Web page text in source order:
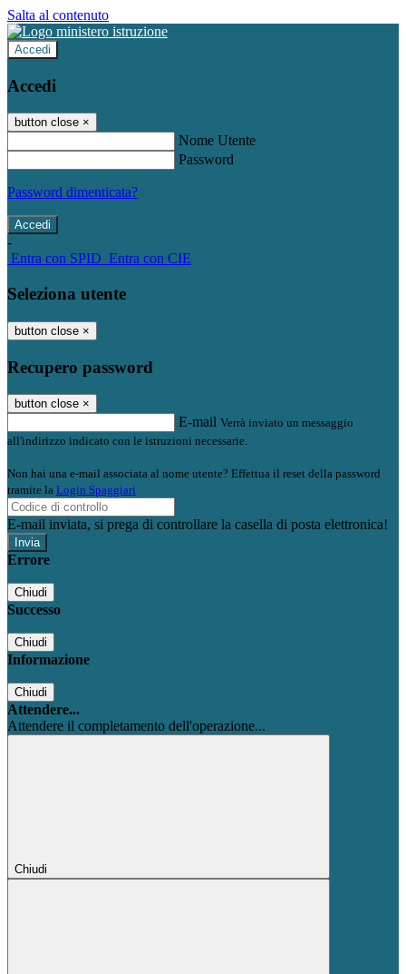
Salta al contenuto
Accedi
Accedi
button close ×
Nome Utente
Password
Password dimenticata?
-
Entra con SPID Entra con CIE
Seleziona utente
button close ×
Recupero password
button close ×
E-mail Verrà inviato un messaggio
all'indirizzo indicato con le istruzioni necessarie.
Non hai una e-mail associata al nome utente? Effettua il reset della password
tramite la Login Spaggiari
E-mail inviata, si prega di controllare la casella di posta elettronica!
Errore
Chiudi
Successo
Chiudi
Informazione
Chiudi
Attendere...
Attendere il completamento dell'operazione...
Chiudi